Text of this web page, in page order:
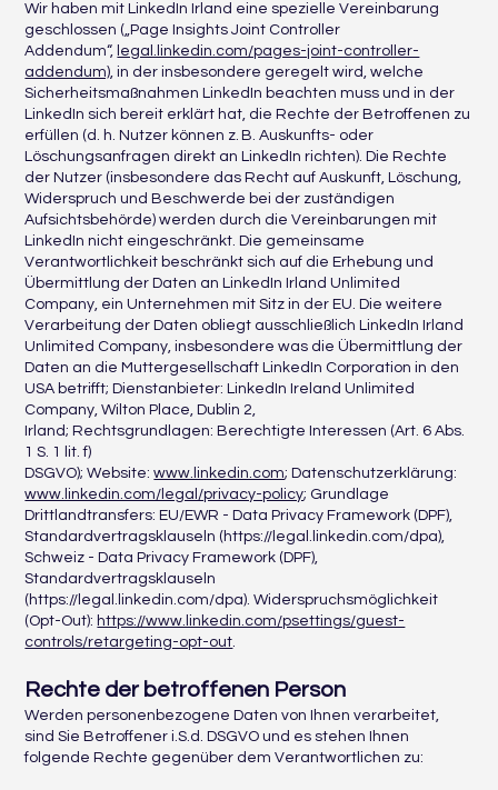
Wir haben mit LinkedIn Irland eine spezielle Vereinbarung
geschlossen („Page Insights Joint Controller
Addendum“, legal.linkedin.com/pages-joint-controller-
addendum), in der insbesondere geregelt wird, welche
Sicherheitsmaßnahmen LinkedIn beachten muss und in der
LinkedIn sich bereit erklärt hat, die Rechte der Betroffenen zu
erfüllen (d. h. Nutzer können z. B. Auskunfts- oder
Löschungsanfragen direkt an LinkedIn richten). Die Rechte
der Nutzer (insbesondere das Recht auf Auskunft, Löschung,
Widerspruch und Beschwerde bei der zuständigen
Aufsichtsbehörde) werden durch die Vereinbarungen mit
LinkedIn nicht eingeschränkt. Die gemeinsame
Verantwortlichkeit beschränkt sich auf die Erhebung und
Übermittlung der Daten an LinkedIn Irland Unlimited
Company, ein Unternehmen mit Sitz in der EU. Die weitere
Verarbeitung der Daten obliegt ausschließlich LinkedIn Irland
Unlimited Company, insbesondere was die Übermittlung der
Daten an die Muttergesellschaft LinkedIn Corporation in den
USA betrifft; Dienstanbieter: LinkedIn Ireland Unlimited
Company, Wilton Place, Dublin 2,
Irland; Rechtsgrundlagen: Berechtigte Interessen (Art. 6 Abs.
1 S. 1 lit. f)
DSGVO); Website:www.linkedin.com; Datenschutzerklärung:
www.linkedin.com/legal/privacy-policy; Grundlage
Drittlandtransfers: EU/EWR - Data Privacy Framework (DPF),
Standardvertragsklauseln (https://legal.linkedin.com/dpa),
Schweiz - Data Privacy Framework (DPF),
Standardvertragsklauseln
(https://legal.linkedin.com/dpa). Widerspruchsmöglichkeit
(Opt-Out): https://www.linkedin.com/psettings/guest-
controls/retargeting-opt-out.
Rechte der betroffenen Person
Werden personenbezogene Daten von Ihnen verarbeitet,
sind Sie Betroffener i.S.d. DSGVO und es stehen Ihnen
folgende Rechte gegenüber dem Verantwortlichen zu: